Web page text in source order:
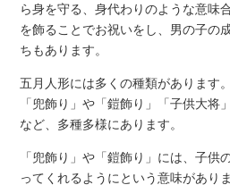
ら身を守る、身代わりのような意味
を飾ることでお祝いをし、男の子の
ちもあります。
五月人形には多くの種類があります。
「兜飾り」や「鎧飾り」「子供大将
など、多種多様にあります。
「兜飾り」や「鎧飾り」には、子供
ってくれるようにという意味がありま